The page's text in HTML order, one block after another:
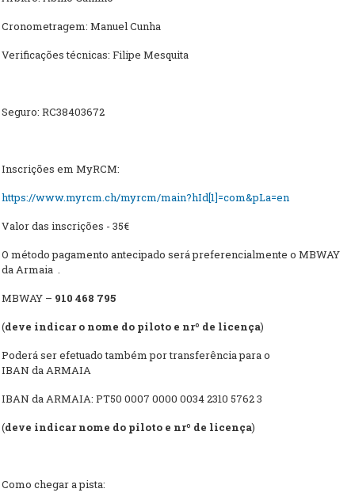
Cronometragem: Manuel Cunha
Verificações técnicas: Filipe Mesquita
Seguro: RC38403672
Inscrições em MyRCM:
https://www.myrcm.ch/myrcm/main?hId[1]=com&pLa=en
Valor das inscrições - 35€
O método pagamento antecipado será preferencialmente o MBWAY
da Armaia .
MBWAY – 910 468 795
(deve indicar o nome do piloto e nrº de licença)
Poderá ser efetuado também por transferência para o
IBAN da ARMAIA
IBAN da ARMAIA: PT50 0007 0000 0034 2310 5762 3
(deve indicar nome do piloto e nrº de licença)
Como chegar a pista: